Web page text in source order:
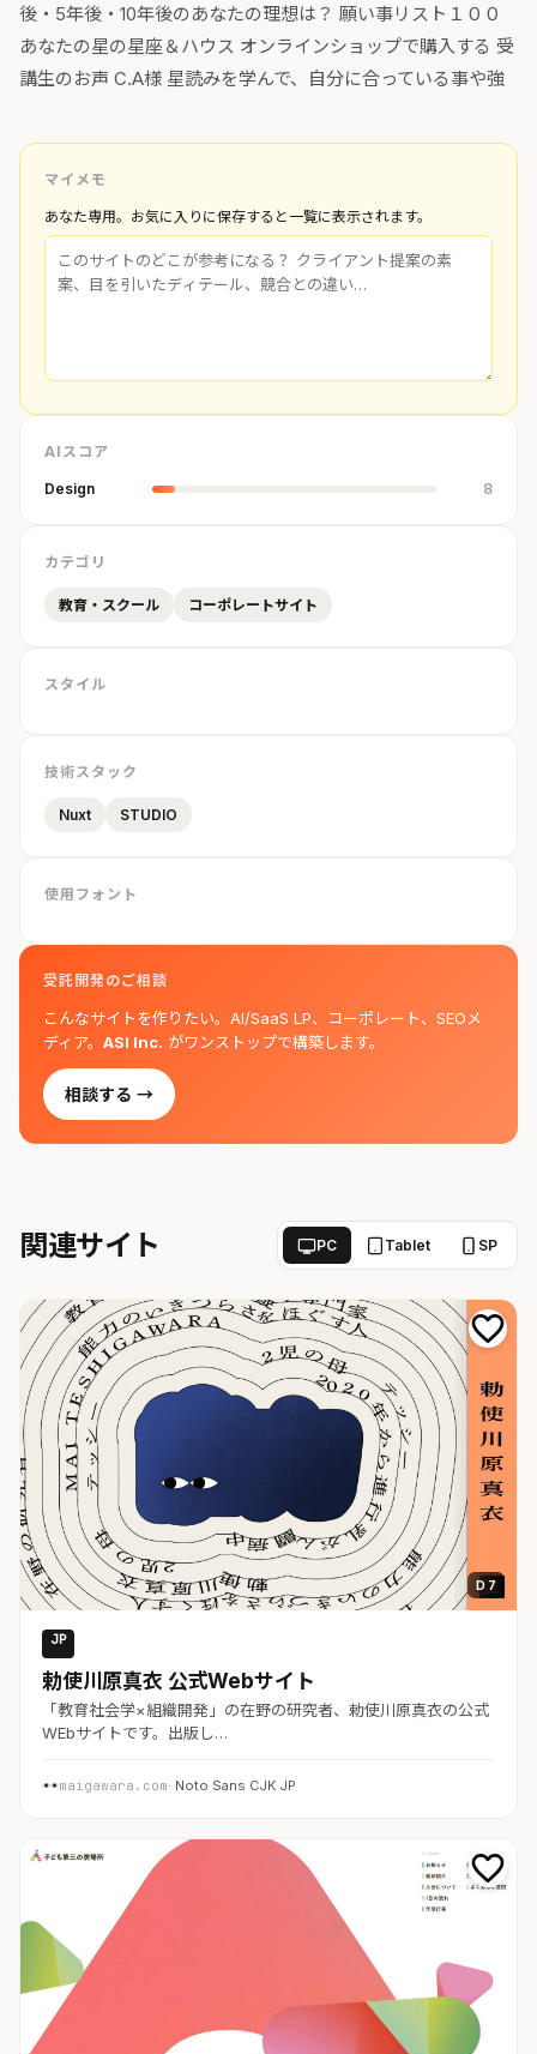
後・5年後・10年後のあなたの理想は？ 願い事リスト１００
あなたの星の星座＆ハウス オンラインショップで購入する 受
講生のお声 C.A様 星読みを学んで、自分に合っている事や強
マイメモ
あなた専用。お気に入りに保存すると一覧に表示されます。
AIスコア
Design 8
カテゴリ
教育・スクール コーポレートサイト
スタイル
技術スタック
Nuxt STUDIO
使用フォント
受託開発のご相談
こんなサイトを作りたい。AI/SaaS LP、コーポレート、SEOメ
ディア。 ASI Inc. がワンストップで構築します。
相談する →
関連サイト PC Tablet SP
D 7
JP
勅使川原真衣 公式Webサイト
「教育社会学×組織開発」の在野の研究者、勅使川原真衣の公式
WEbサイトです。出版し…
maigawara.com· Noto Sans CJK JP